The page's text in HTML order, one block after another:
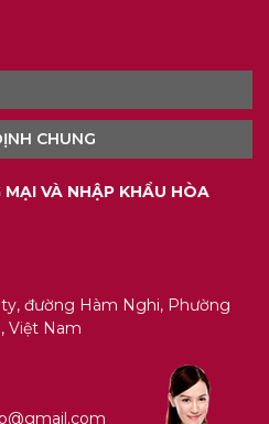
CHUNG
VÀ NHẬP KHẨU HÒA
đường Hàm Nghi, Phường
Việt Nam